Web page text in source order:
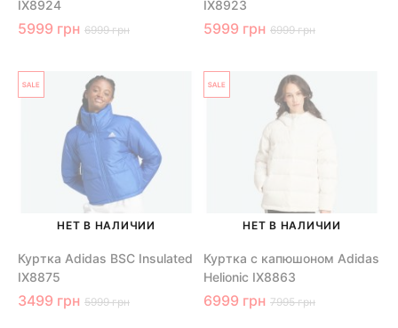
IX8924
5999 грн 6999 грн
IX8923
5999 грн 6999 грн
НЕТ В НАЛИЧИИ
Куртка Adidas BSC Insulated
IX8875
3499 грн 5999 грн
НЕТ В НАЛИЧИИ
Куртка с капюшоном Adidas
Helionic IX8863
6999 грн 7995 грн